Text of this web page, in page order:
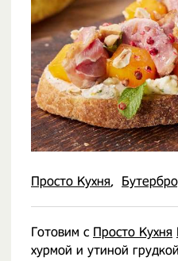
Просто Кухня
Готовим с Просто Кухня
хурмой и утиной